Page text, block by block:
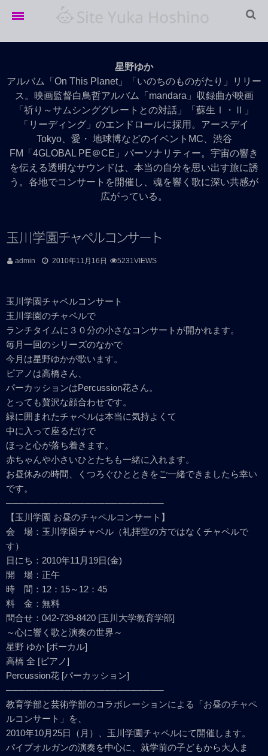
LIVE info
LIVE Archives
Movie
Discography
Profile
星野ゆか
アルバム「On This Planet」「いのちのものがたり」リリー
ス。映画監督白鳥哲アルバム「mandara」収録曲が映画
「祈り～サムシンググレートとの対話」「蘇生Ⅰ・Ⅱ」
「リーディング」のエンドロールに採用。アースデイ
Tokyo、愛・ 地球博などのイベントMC、渋谷
FM「4GLOBAL PE＠CE」パーソナリティー。宇宙の響き
を伝える透明なサウンドは、本当の自分を思い出す旅に誘
う。各地でコンサートを開催し、魂を響く歌に深い共感が
広がっている。
玉川学 園 チャペルコンサート
admin 2010年11月16日 5231VIEWS
玉川学園チャペルコンサート
玉川学園のチャペルで
ランチタイムに３０分の小さなコンサートが開かれます。
毎月一回のシリーズのなかで
今月は星野ゆかが歌います。
ピアノは高橋さん、
パーカッションはPercussion花さん。
とっても贅沢な顔合わせです。
緑に囲まれたチャペルは本当に気持よくて
中に入って座るだけで
ほっと心が落ち着きます。
赤ちゃんや小さいひとたちも一緒に入れます。
お昼休みの時間、くつろぐひとときをご一緒できましたら幸い
です。
────────────────────────
【玉川学園 お昼のチャペルコンサート】
会 場：玉川学園チャペル（礼拝堂の方ではなくチャペルで
す）
日にち：2010年11月19日(金)
開 場：正午
時 間：12：15～12：45
料 金：無料
問合せ：042-739-8420 [玉川大学教育学部]
～心に響く歌と演奏の世界～
星野 ゆか [ボーカル]
高橋 全 [ピアノ]
Percussion花 [パーカッション]
────────────────────────
教育学部と芸術学部のコラボレーションによる「お昼のチャペ
ルコンサート」を、
2010年10月25日（月）、玉川学園チャペルにて開催します。
パイプオルガンの演奏を中心に、就学前の子どもから大人ま